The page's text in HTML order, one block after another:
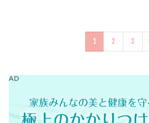
1 2 3
AD